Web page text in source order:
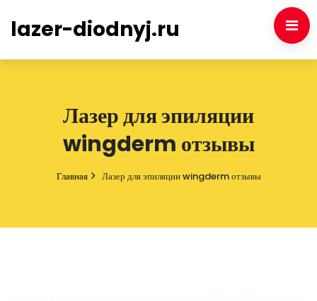
lazer-diodnyj.ru
Лазер для эпиляции
wingderm отзывы
Главная Лазер для эпиляции wingderm отзывы